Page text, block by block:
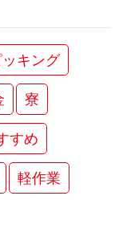
ッキング
寮
すめ
軽作業